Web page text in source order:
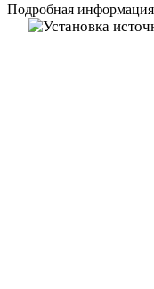
Подробная информация